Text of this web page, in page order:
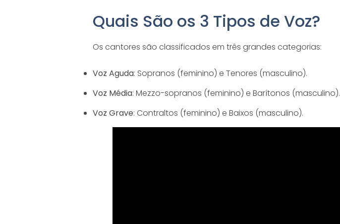
Quais São os 3 Tipos de Voz?
Os cantores são classificados em três grandes categorias:
Voz Aguda: Sopranos (feminino) e Tenores (masculino).
Voz Média: Mezzo-sopranos (feminino) e Barítonos (masculino).
Voz Grave: Contraltos (feminino) e Baixos (masculino).